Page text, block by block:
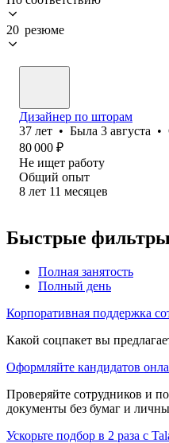
20 резюме
Дизайнер по шторам
37 лет • Была 3 августа •
80 000 ₽
Не ищет работу
Общий опыт
8 лет 11 месяцев
Быстрые фильтры
Полная занятость
Полный день
Корпоративная поддержка
Какой соцпакет вы
Оформляйте кандидатов
Проверяйте сотрудников и
документы без бумаг и
Ускорьте подбор в 2 раза с